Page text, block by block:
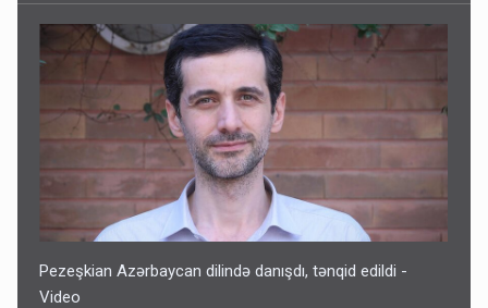
Pezeşkian Azərbaycan dilində danışdı, tənqid edildi -
Video